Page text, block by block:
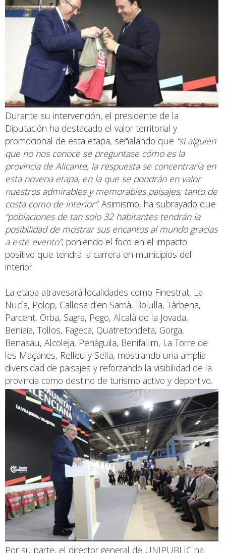
Durante su intervención, el presidente de la
Diputación ha destacado el valor territorial y
promocional de esta etapa, señalando que “si alguien
que no nos conoce se preguntase cómo es la
provincia de Alicante, la respuesta se concentraría en
esta novena etapa, en la que se pondrán en valor
nuestros admirables y memorables paisajes, tanto de
costa como de interior”. Asimismo, ha subrayado que
“poblaciones de tan solo 32 habitantes tendrán la
posibilidad de mostrar sus encantos al mundo gracias
a este evento”, poniendo el foco en el impacto
positivo que tendrá la carrera en municipios del
interior.
La etapa atravesará localidades como Finestrat, La
Nucía, Polop, Callosa d’en Sarrià, Bolulla, Tàrbena,
Parcent, Orba, Sagra, Pego, Alcalà de la Jovada,
Beniaia, Tollos, Fageca, Quatretondeta, Gorga,
Benasau, Alcoleja, Penàguila, Benifallim, La Torre de
les Maçanes, Relleu y Sella, mostrando una amplia
diversidad de paisajes y reforzando la visibilidad de la
provincia como destino de turismo activo y deportivo.
Por su parte, el director general de UNIPUBLIC ha